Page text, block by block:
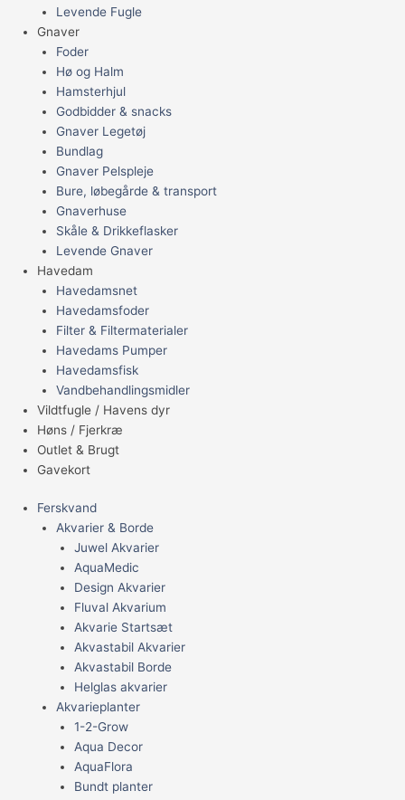
Levende Fugle
Gnaver
Foder
Hø og Halm
Hamsterhjul
Godbidder & snacks
Gnaver Legetøj
Bundlag
Gnaver Pelspleje
Bure, løbegårde & transport
Gnaverhuse
Skåle & Drikkeflasker
Levende Gnaver
Havedam
Havedamsnet
Havedamsfoder
Filter & Filtermaterialer
Havedams Pumper
Havedamsfisk
Vandbehandlingsmidler
Vildtfugle / Havens dyr
Høns / Fjerkræ
Outlet & Brugt
Gavekort
Ferskvand
Akvarier & Borde
Juwel Akvarier
AquaMedic
Design Akvarier
Fluval Akvarium
Akvarie Startsæt
Akvastabil Akvarier
Akvastabil Borde
Helglas akvarier
Akvarieplanter
1-2-Grow
Aqua Decor
AquaFlora
Bundt planter